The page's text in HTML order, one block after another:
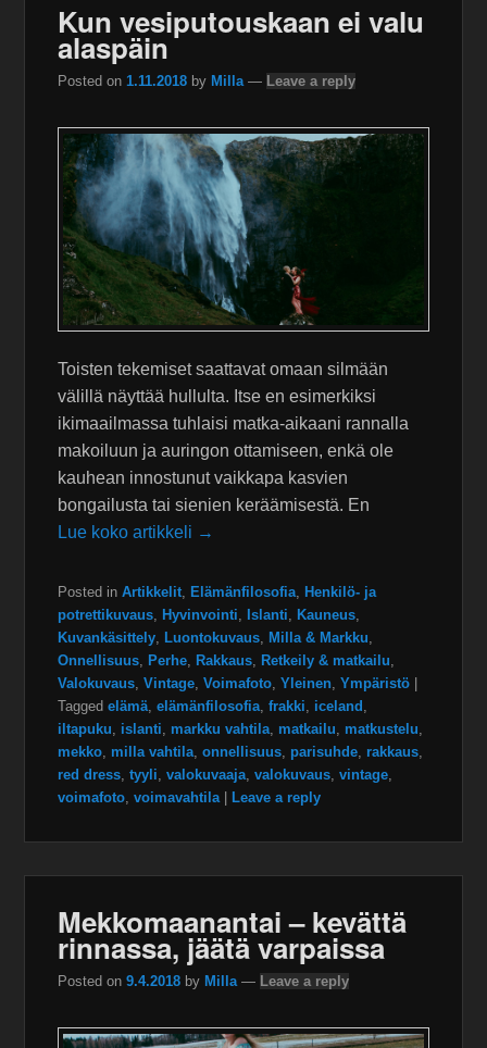
Kun vesiputouskaan ei valu
alaspäin
Posted on1.11.2018 by Milla — Leave a reply
Toisten tekemiset saattavat omaan silmään
välillä näyttää hullulta. Itse en esimerkiksi
ikimaailmassa tuhlaisi matka-aikaani rannalla
makoiluun ja auringon ottamiseen, enkä ole
kauhean innostunut vaikkapa kasvien
bongailusta tai sienien keräämisestä. En
Lue koko artikkeli →
Posted in Artikkelit, Elämänfilosofia, Henkilö- ja
potrettikuvaus, Hyvinvointi, Islanti, Kauneus,
Kuvankäsittely, Luontokuvaus, Milla & Markku,
Onnellisuus, Perhe, Rakkaus, Retkeily & matkailu,
Valokuvaus,Vintage,Voimafoto,Yleinen,Ympäristö
Tagged elämä,elämänfilosofia,frakki, iceland ,
iltapuku, islanti, markku vahtila, matkailu, matkustelu,
mekko, milla vahtila,onnellisuus, parisuhde, rakkaus,
red dress,tyyli,valokuvaaja,valokuvaus,vintage,
voimafoto,voimavahtila Leave a reply
Mekkomaanantai – kevättä
rinnassa, jäätä varpaissa
Posted on9.4.2018 by Milla — Leave a reply